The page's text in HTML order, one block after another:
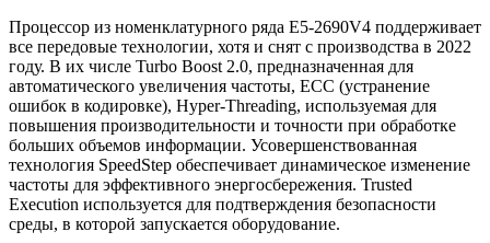
Процессор из номенклатурного ряда E5-2690V4 поддерживает
все передовые технологии, хотя и снят с производства в 2022
году. В их числе Turbo Boost 2.0, предназначенная для
автоматического увеличения частоты, ЕСС (устранение
ошибок в кодировке), Hyper-Threading, используемая для
повышения производительности и точности при обработке
больших объемов информации. Усовершенствованная
технология SpeedStep обеспечивает динамическое изменение
частоты для эффективного энергосбережения. Trusted
Execution используется для подтверждения безопасности
среды, в которой запускается оборудование.